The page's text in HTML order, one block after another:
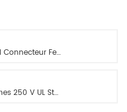
Cordon D'alimentation De L'appareil Connecteur Femelle Avec Connecteur De Borne
Cordon D'alimentation CA À 3 Broches 250 V UL Standard Américain